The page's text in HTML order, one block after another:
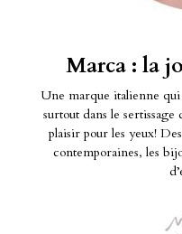
Marca : la
Une marque italienne qui
surtout dans le
plaisir pour les yeux!
contemporaines, les